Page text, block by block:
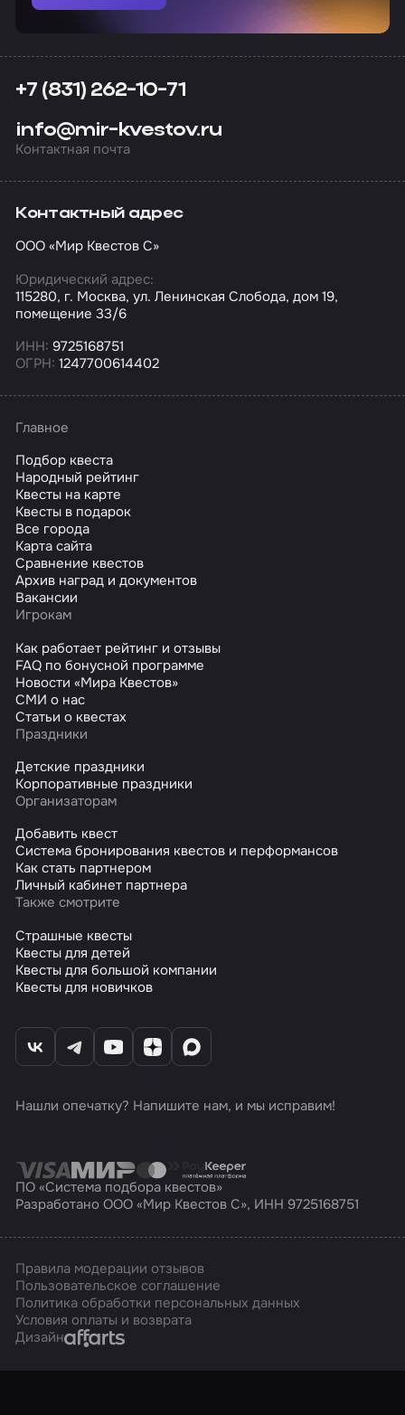
+7 (831) 262-10-71
info@mir-kvestov.ru
Контактная почта
Контактный адрес
ООО «Мир Квестов С»
Юридический адрес:
115280, г. Москва, ул. Ленинская Слобода, дом 19,
помещение 33/6
ИНН: 9725168751
ОГРН: 1247700614402
Главное
Подбор квеста
Народный рейтинг
Квесты на карте
Квесты в подарок
Все города
Карта сайта
Сравнение квестов
Архив наград и документов
Вакансии
Игрокам
Как работает рейтинг и отзывы
FAQ по бонусной программе
Новости «Мира Квестов»
СМИ о нас
Статьи о квестах
Праздники
Детские праздники
Корпоративные праздники
Организаторам
Добавить квест
Система бронирования квестов и перформансов
Как стать партнером
Личный кабинет партнера
Также смотрите
Страшные квесты
Квесты для детей
Квесты для большой компании
Квесты для новичков
Нашли опечатку? Напишите нам, и мы исправим!
ПО «Система подбора квестов»
Разработано ООО «Мир Квестов С», ИНН 9725168751
Правила модерации отзывов
Пользовательское соглашение
Политика обработки персональных данных
Условия оплаты и возврата
ДизайнAffarts